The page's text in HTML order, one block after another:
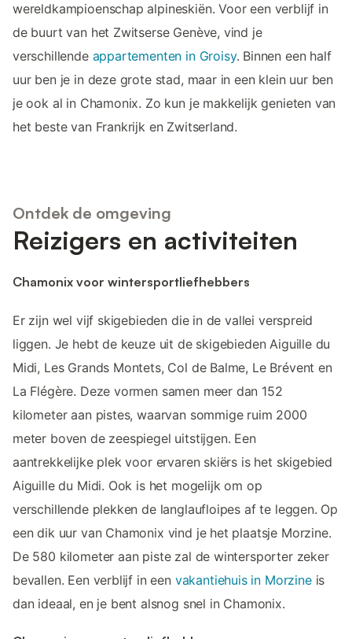
wereldkampioenschap alpineskiën. Voor een verblijf in
de buurt van het Zwitserse Genève, vind je
verschillende appartementen in Groisy. Binnen een half
uur ben je in deze grote stad, maar in een klein uur ben
je ook al in Chamonix. Zo kun je makkelijk genieten van
het beste van Frankrijk en Zwitserland.
Ontdek de omgeving
Reizigers en activiteiten
Chamonix voor wintersportliefhebbers
Er zijn wel vijf skigebieden die in de vallei verspreid
liggen. Je hebt de keuze uit de skigebieden Aiguille du
Midi, Les Grands Montets, Col de Balme, Le Brévent en
La Flégère. Deze vormen samen meer dan 152
kilometer aan pistes, waarvan sommige ruim 2000
meter boven de zeespiegel uitstijgen. Een
aantrekkelijke plek voor ervaren skiërs is het skigebied
Aiguille du Midi. Ook is het mogelijk om op
verschillende plekken de langlaufloipes af te leggen. Op
een dik uur van Chamonix vind je het plaatsje Morzine.
De 580 kilometer aan piste zal de wintersporter zeker
bevallen. Een verblijf in een vakantiehuis in Morzineis
dan ideaal, en je bent alsnog snel in Chamonix.